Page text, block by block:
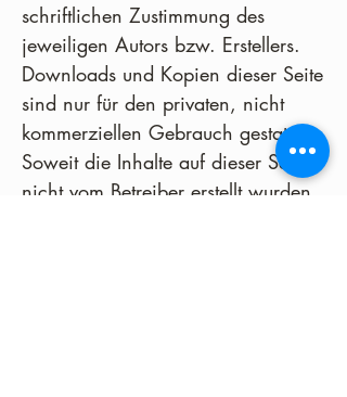
schriftlichen Zustimmung des
jeweiligen Autors bzw. Erstellers.
Downloads und Kopien dieser Seite
sind nur für den privaten, nicht
kommerziellen Gebrauch gestattet.
Soweit die Inhalte auf dieser Seite
nicht vom Betreiber erstellt wurden,